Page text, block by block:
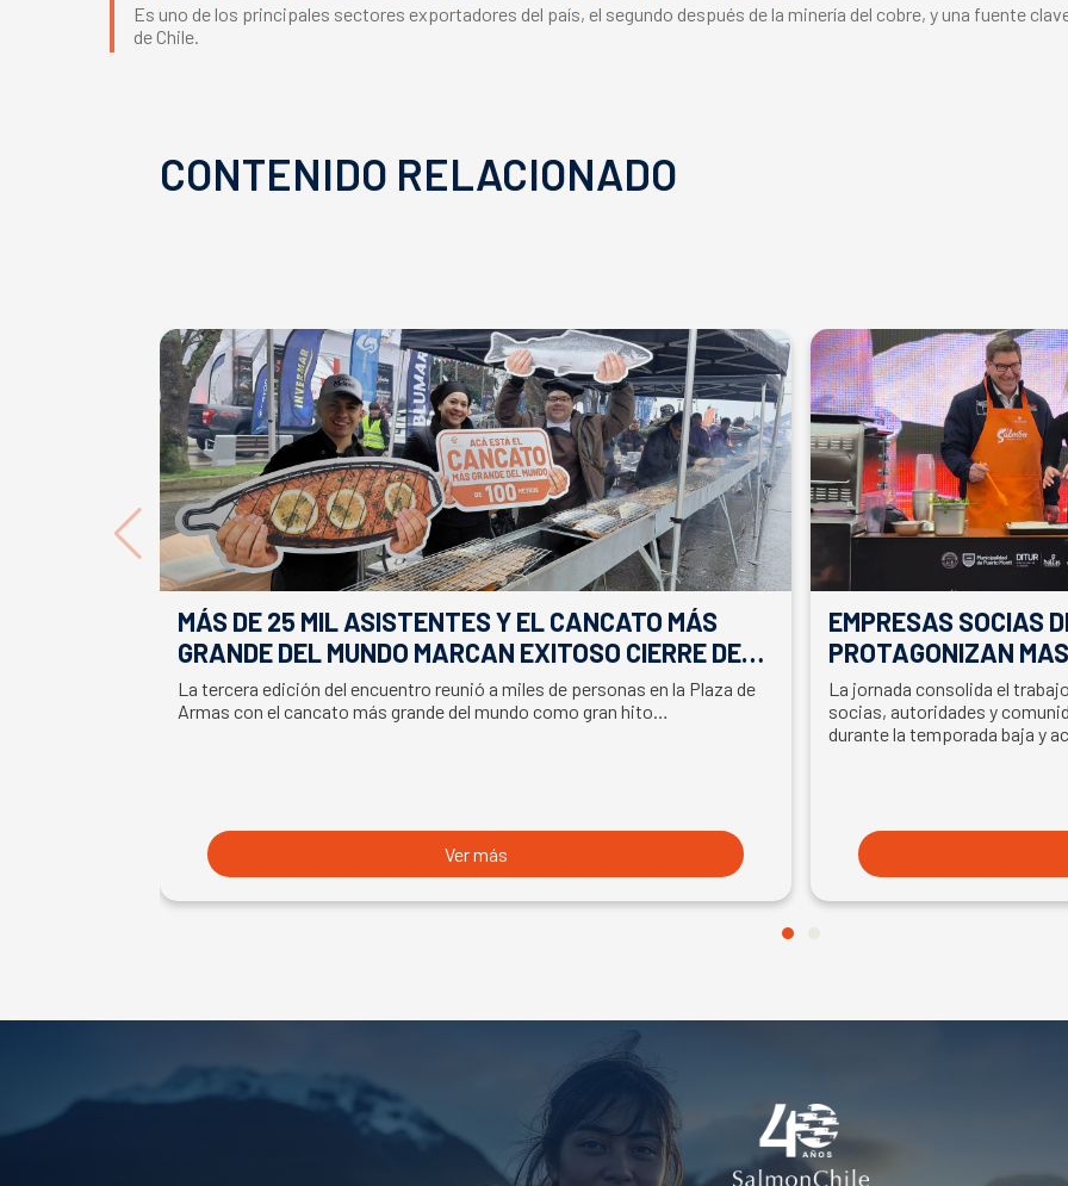
Es uno de los principales sectores exportadores del país, el segundo después de la minería del cobre, y una fuente
de Chile.
CONTENIDO RELACIONADO
MÁS DE 25 MIL ASISTENTES Y EL CANCATO MÁS
GRANDE DEL MUNDO MARCAN EXITOSO CIERRE DE
LA SEMANA DEL SALMÓN
La tercera edición del encuentro reunió a miles de personas en la Plaza de
Armas con el cancato más grande del mundo como gran hito…
Ver más
EMPRESAS SOCIAS
PROTAGONIZAN
LA PARTICIPACIÓN
EN SEMANA DEL
La jornada consolida el
socias, autoridades y
durante la temporada baja y